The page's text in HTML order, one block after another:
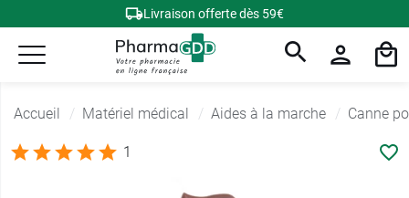
Livraison offerte dès 59€
Accueil Matériel médical Aides à la marche Canne
1